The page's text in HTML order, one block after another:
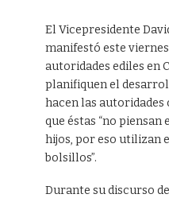
El Vicepresidente
manifestó este
autoridades ediles en
planifiquen el
hacen las
que éstas “no piensan
hijos, por eso utilizan
bolsillos”.
Durante su discurso